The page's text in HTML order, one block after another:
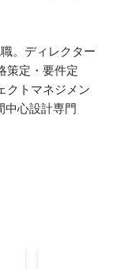
。ディレクター
策定・要件定
クトマネジメン
中心設計専門